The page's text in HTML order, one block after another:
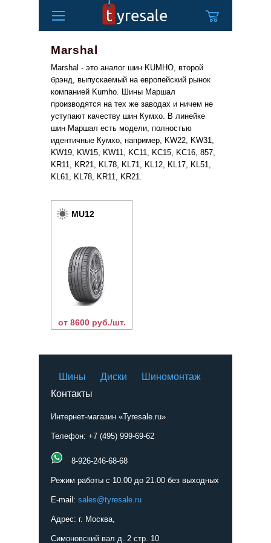
Marshal
Marshal - это аналог шин KUMHO, второй
брэнд, выпускаемый на европейский рынок
компанией Kumho. Шины Маршал
производятся на тех же заводах и ничем не
уступают качеству шин Кумхо. В линейке
шин Маршал есть модели, полностью
идентичные Кумхо, например, KW22, KW31,
KW19, KW15, KW11, KC11, KC15, KC16, 857,
KR11, KR21, KL78, KL71, KL12, KL17, KL51,
KL61, KL78, KR11, KR21.
MU12
от 8600 руб./шт.
Шины Диски
Шиномонтаж
Контакты
Интернет-магазин «Tyresale.ru»
Телефон: +7 (495) 999-69-62
8-926-246-68-68
Режим работы с 10.00 до 21.00 без выходных
E-mail: sales@tyresale.ru
Адрес: г. Москва,
Симоновский вал д. 2 стр. 10